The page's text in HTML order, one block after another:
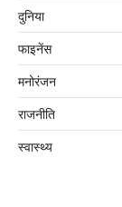
दुनिया
फाइनेंस
मनोरंजन
राजनीति
स्वास्थ्य